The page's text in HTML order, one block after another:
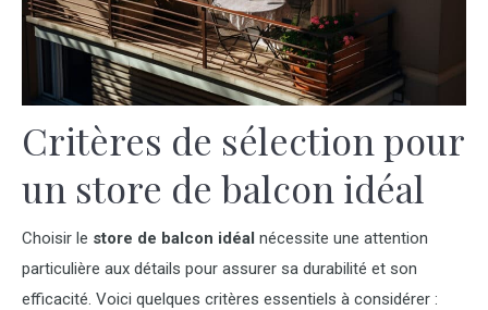
Critères de sélection pour
un store de balcon idéal
Choisir le store de balcon idéal nécessite une attention
particulière aux détails pour assurer sa durabilité et son
efficacité. Voici quelques critères essentiels à considérer :